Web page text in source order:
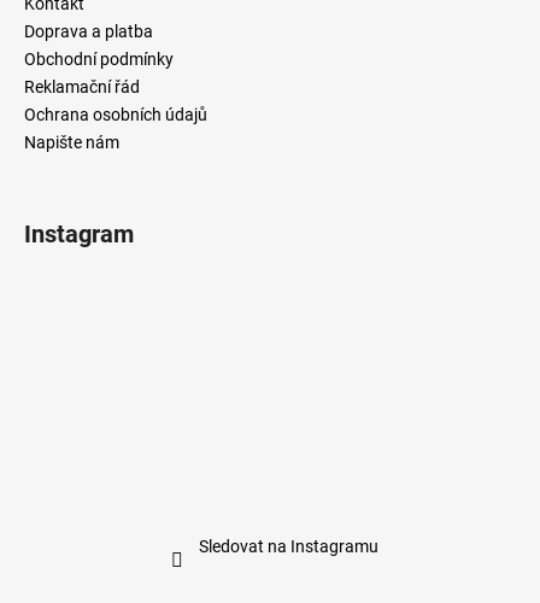
Kontakt
Doprava a platba
Obchodní podmínky
Reklamační řád
Ochrana osobních údajů
Napište nám
Instagram
Sledovat na Instagramu